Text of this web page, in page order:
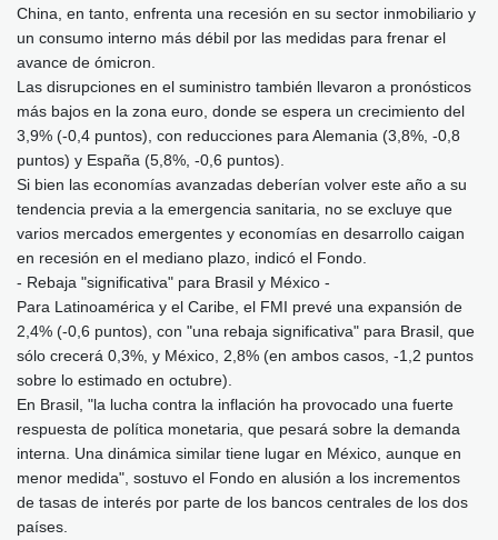
China, en tanto, enfrenta una recesión en su sector inmobiliario y
un consumo interno más débil por las medidas para frenar el
avance de ómicron.
Las disrupciones en el suministro también llevaron a pronósticos
más bajos en la zona euro, donde se espera un crecimiento del
3,9% (-0,4 puntos), con reducciones para Alemania (3,8%, -0,8
puntos) y España (5,8%, -0,6 puntos).
Si bien las economías avanzadas deberían volver este año a su
tendencia previa a la emergencia sanitaria, no se excluye que
varios mercados emergentes y economías en desarrollo caigan
en recesión en el mediano plazo, indicó el Fondo.
- Rebaja "significativa" para Brasil y México -
Para Latinoamérica y el Caribe, el FMI prevé una expansión de
2,4% (-0,6 puntos), con "una rebaja significativa" para Brasil, que
sólo crecerá 0,3%, y México, 2,8% (en ambos casos, -1,2 puntos
sobre lo estimado en octubre).
En Brasil, "la lucha contra la inflación ha provocado una fuerte
respuesta de política monetaria, que pesará sobre la demanda
interna. Una dinámica similar tiene lugar en México, aunque en
menor medida", sostuvo el Fondo en alusión a los incrementos
de tasas de interés por parte de los bancos centrales de los dos
países.